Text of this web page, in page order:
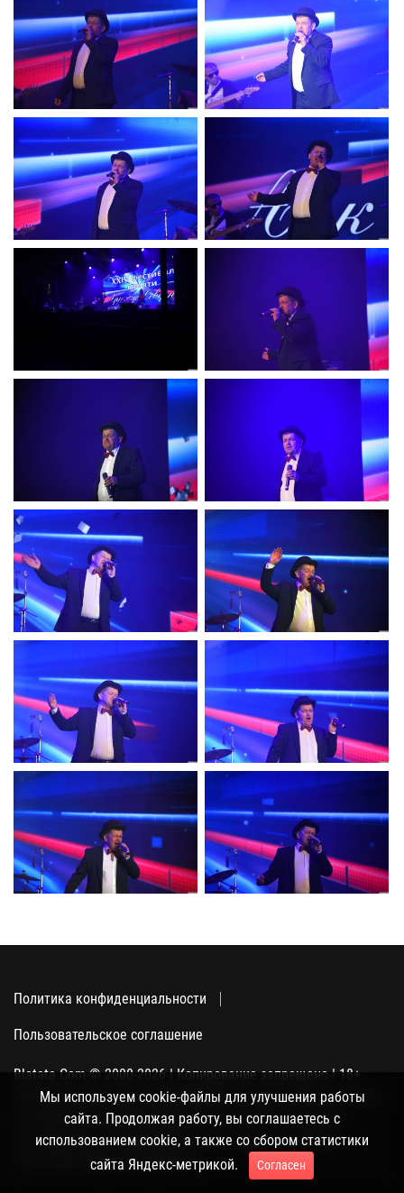
Политика конфиденциальности
Пользовательское соглашение
Blatata.Com © 2000-2026 | Копирование запрещено | 18+
Использование сайта подразумевает ваше полное согласие
с политикой конфиденциальности, пользовательским
соглашением и поддержкой куки, а также со сбором
статистики Яндекс-метрикой.
Мы используем cookie-файлы для улучшения работы
сайта. Продолжая работу, вы соглашаетесь с
использованием cookie, а также со сбором статистики
сайта Яндекс-метрикой.
Согласен